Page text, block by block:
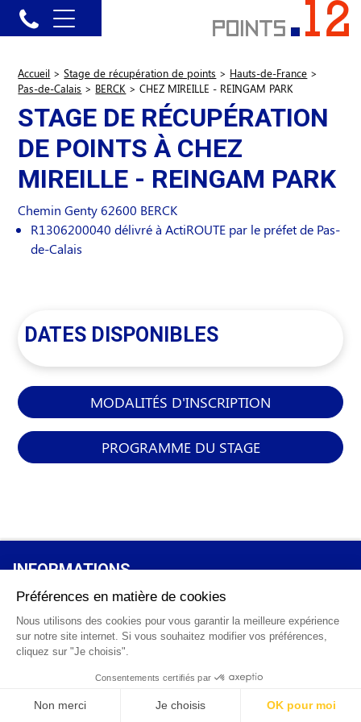
Accueil > Stage de récupération de points > Hauts-de-France >
Pas-de-Calais > BERCK > CHEZ MIREILLE - REINGAM PARK
STAGE DE RÉCUPÉRATION
DE POINTS À CHEZ
MIREILLE - REINGAM PARK
Chemin Genty 62600 BERCK
R1306200040 délivré à ActiROUTE par le préfet de Pas-
de-Calais
DATES DISPONIBLES
MODALITÉS D'INSCRIPTION
PROGRAMME DU STAGE
INFORMATIONS
GÉNÉRALES
Qui sommes-nous ?
FAQ
CGV
Mentions légales
0 820 25 02 38
info@points12.fr